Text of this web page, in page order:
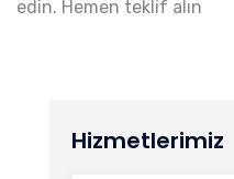
edin. Hemen teklif alın
Hizmetlerimiz